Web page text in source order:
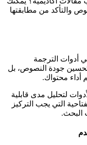
والتأكد من مطابقتها
أدوات الترجمة
تحسين جودة النصوص، بل
أداء محتواك.
لتحليل مدى قابلية
التي يجب التركيز
البحث.